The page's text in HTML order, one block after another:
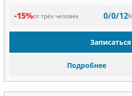
-15%от трёх человек 0/0/12
Записаться
Подробнее